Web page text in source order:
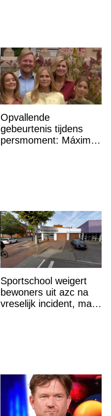
Opvallende
gebeurtenis tijdens
persmoment: Máxima
Sportschool weigert
bewoners uit azc na
vreselijk incident, maar